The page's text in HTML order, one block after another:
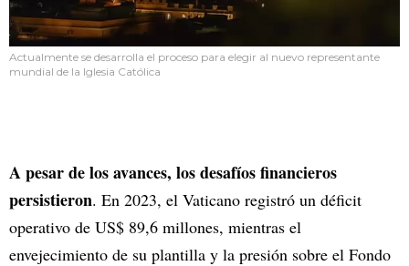
Actualmente se desarrolla el proceso para elegir al nuevo representante
mundial de la Iglesia Católica
A pesar de los avances, los desafíos financieros
persistieron. En 2023, el Vaticano registró un déficit
operativo de US$ 89,6 millones, mientras el
envejecimiento de su plantilla y la presión sobre el Fondo